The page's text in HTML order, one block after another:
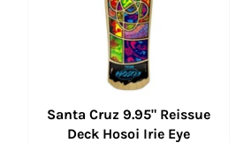
Santa Cruz 9.95" Reissue
Deck Hosoi Irie Eye